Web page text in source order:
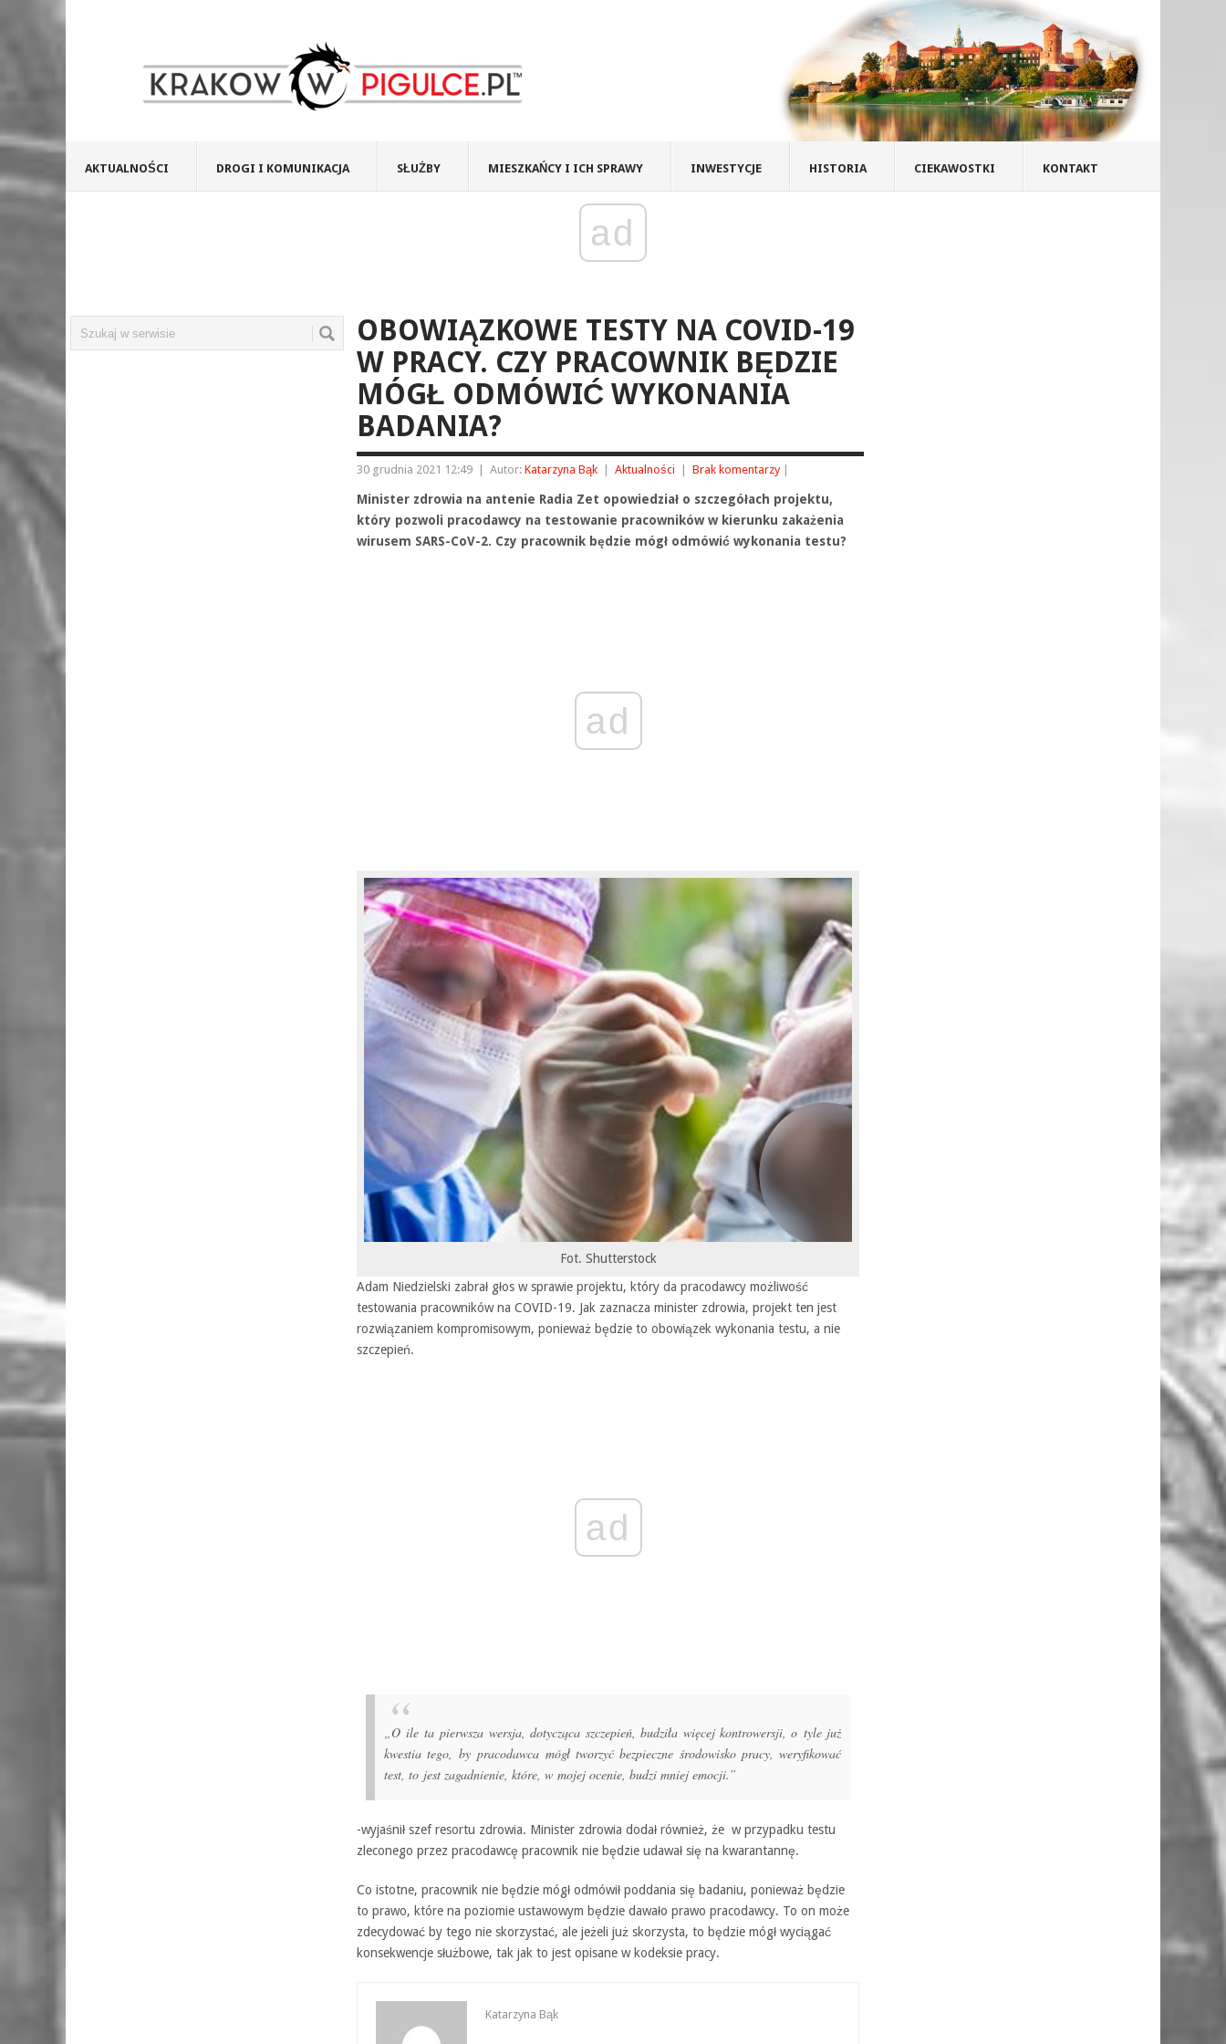
AKTUALNOŚCI DROGI I KOMUNIKACJA SŁUŻBY MIESZKAŃCY I ICH SPRAWY INWESTYCJE HISTORIA CIEKAWOSTKI KONTAKT
ad
OBOWIĄZKOWE TESTY NA COVID-19
W PRACY. CZY PRACOWNIK BĘDZIE
MÓGŁ ODMÓWIĆ WYKONANIA
BADANIA?
30 grudnia 2021 12:49 Autor: Katarzyna Bąk Aktualności Brak komentarzy
Minister zdrowia na antenie Radia Zet opowiedział o szczegółach projektu,
który pozwoli pracodawcy na testowanie pracowników w kierunku zakażenia
wirusem SARS-CoV-2. Czy pracownik będzie mógł odmówić wykonania testu?
ad
Fot. Shutterstock
Adam Niedzielski zabrał głos w sprawie projektu, który da pracodawcy możliwość
testowania pracowników na COVID-19. Jak zaznacza minister zdrowia, projekt ten jest
rozwiązaniem kompromisowym, ponieważ będzie to obowiązek wykonania testu, a nie
szczepień.
ad
„O ile ta pierwsza wersja, dotycząca szczepień, budziła więcej kontrowersji, o tyle już
kwestia tego, by pracodawca mógł tworzyć bezpieczne środowisko pracy, weryfikować
test, to jest zagadnienie, które, w mojej ocenie, budzi mniej emocji.”
-wyjaśnił szef resortu zdrowia. Minister zdrowia dodał również, że w przypadku testu
zleconego przez pracodawcę pracownik nie będzie udawał się na kwarantannę.
Co istotne, pracownik nie będzie mógł odmówił poddania się badaniu, ponieważ będzie
to prawo, które na poziomie ustawowym będzie dawało prawo pracodawcy. To on może
zdecydować by tego nie skorzystać, ale jeżeli już skorzysta, to będzie mógł wyciągać
konsekwencje służbowe, tak jak to jest opisane w kodeksie pracy.
Katarzyna Bąk